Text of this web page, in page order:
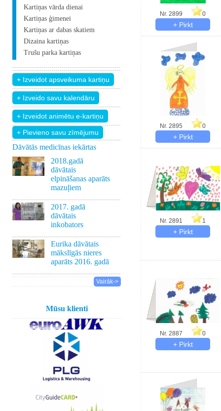
Kartiņas vārda dienai
Kartiņas ģimenei
Kartiņas ar dabas skatiem
Dizaina kartiņas
Trušu parka kartiņas
+ Pievieno savu zīmējumu
Dāvātās medicīnas iekārtas
2018.gadā
dāvātais
elpināšanas aparāts
mazuļiem
2017. gadā
dāvātais
inkobators
Eurika dāvātais
mākslīgās nieres
aparāts 2016. gadā
Vairāk->
Mūsu klienti
Nr. 2899 0
Nr. 2895 0
Nr. 2891 1
Nr. 2887 0